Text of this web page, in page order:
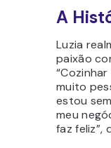
A
Luzia
paixão
muito
estou
meu
faz feliz”,